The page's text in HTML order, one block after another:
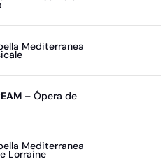
Mediterranea
– Ópera de
Mediterranea
Lorraine